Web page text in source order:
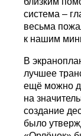
система –
весьма
к нашим
В
лучшее
ещё можно
на
создание
было